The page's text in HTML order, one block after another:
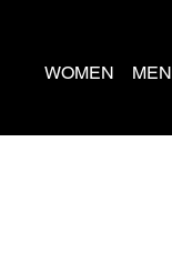
WOMEN MEN